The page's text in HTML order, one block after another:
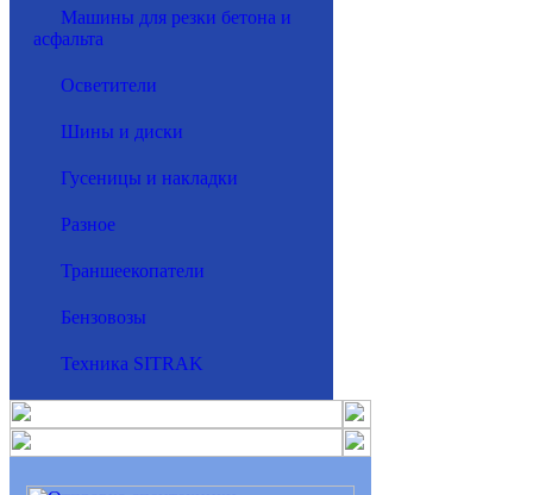
Машины для резки бетона и
асфальта
Осветители
Шины и диски
Гусеницы и накладки
Разное
Траншеекопатели
Бензовозы
Техника SITRAK